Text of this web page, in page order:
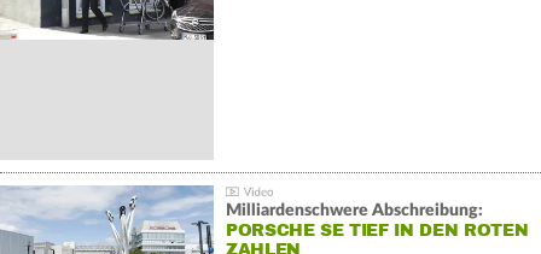
Milliardenschwere Abschreibung:
PORSCHE SE TIEF IN DEN ROTEN